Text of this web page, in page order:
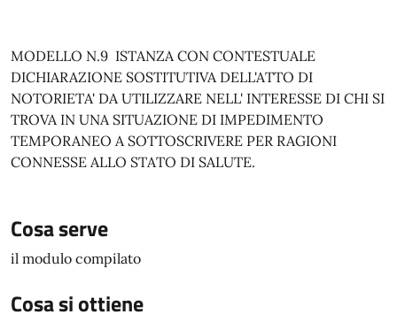
MODELLO N.9 ISTANZA CON CONTESTUALE
DICHIARAZIONE SOSTITUTIVA DELL'ATTO DI
NOTORIETA' DA UTILIZZARE NELL' INTERESSE DI CHI SI
TROVA IN UNA SITUAZIONE DI IMPEDIMENTO
TEMPORANEO A SOTTOSCRIVERE PER RAGIONI
CONNESSE ALLO STATO DI SALUTE.
Cosa serve
il modulo compilato
Cosa si ottiene